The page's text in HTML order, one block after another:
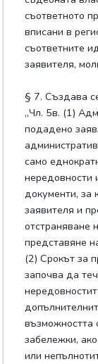
съответното
вписани в
съответните
заявителя,
§ 7. Създава
„Чл. 5в. (1)
подадено
само
нередовности
документи, за
заявителя и
отстраняване
представяне
(2) Срокът за
започва да
възможността
забележки,
или